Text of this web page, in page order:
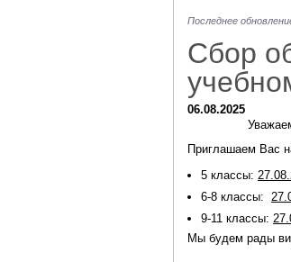
Последнее
Сбор
06.08.2025
Приглашаем Вас
5 классы:
6-8 классы:
9-11 классы:
Мы будем рады